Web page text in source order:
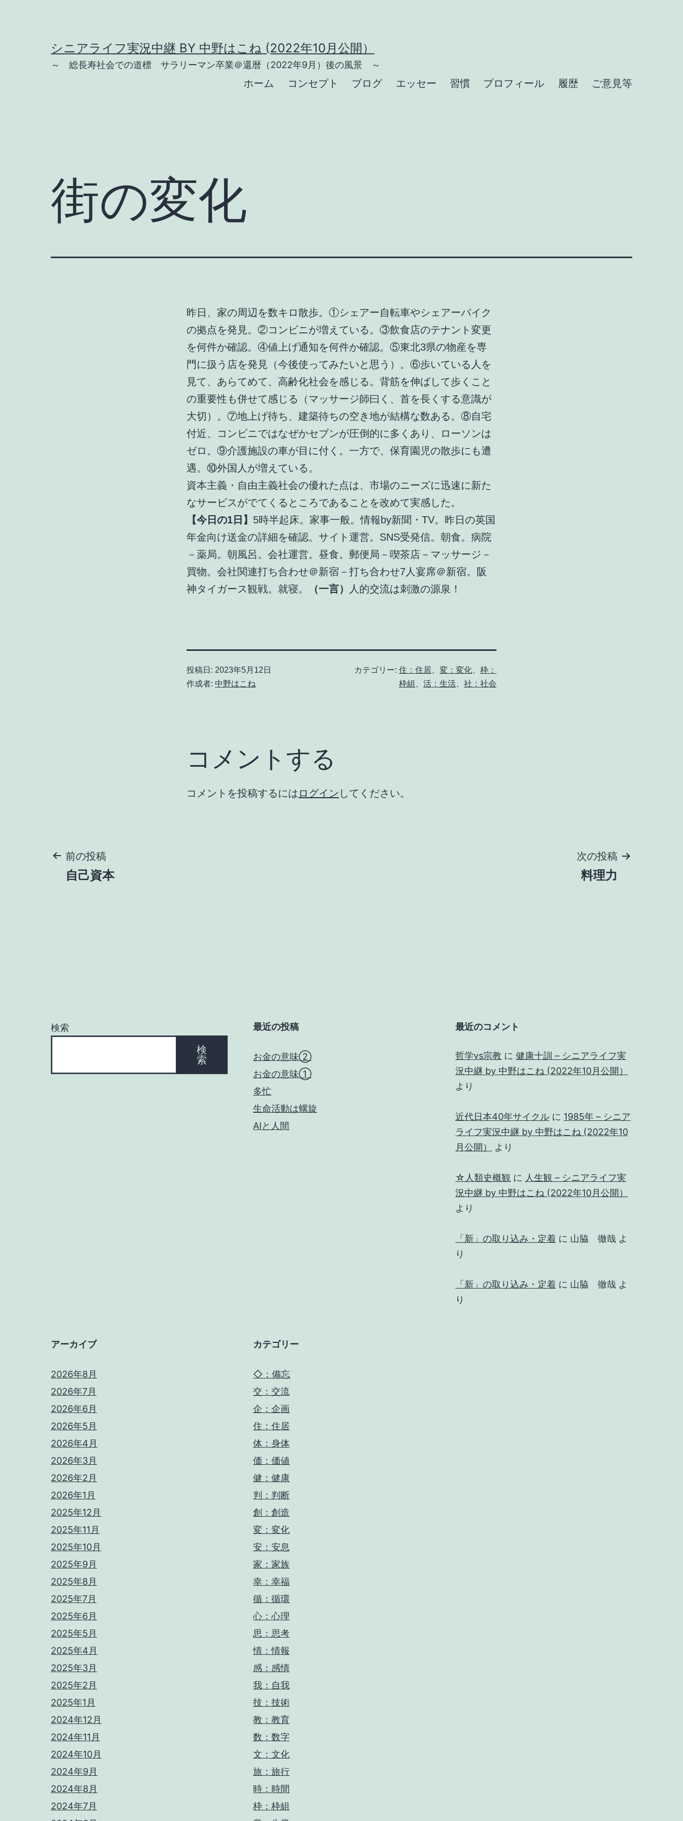
シニアライフ実況中継 BY 中野はこね (2022年10月公開）
～ 総長寿社会での道標 サラリーマン卒業＠還暦（2022年9月）後の風景 ～
ホーム コンセプト ブログ エッセー 習慣 プロフィール 履歴 ご意見等
街の変化
昨日、家の周辺を数キロ散歩。①シェアー自転車やシェアーバイク
の拠点を発見。②コンビニが増えている。③飲食店のテナント変更
を何件か確認。④値上げ通知を何件か確認。⑤東北3県の物産を専
門に扱う店を発見（今後使ってみたいと思う）。⑥歩いている人を
見て、あらてめて、高齢化社会を感じる。背筋を伸ばして歩くこと
の重要性も併せて感じる（マッサージ師曰く、首を長くする意識が
大切）。⑦地上げ待ち、建築待ちの空き地が結構な数ある。⑧自宅
付近、コンビニではなぜかセブンが圧倒的に多くあり、ローソンは
ゼロ。⑨介護施設の車が目に付く。一方で、保育園児の散歩にも遭
遇。⑩外国人が増えている。
資本主義・自由主義社会の優れた点は、市場のニーズに迅速に新た
なサービスがでてくるところであることを改めて実感した。
【今日の1日】 5時半起床。家事一般。情報by新聞・TV。昨日の英国
年金向け送金の詳細を確認。サイト運営。SNS受発信。朝食。病院
－薬局。朝風呂。会社運営。昼食。郵便局－喫茶店－マッサージ－
買物。会社関連打ち合わせ＠新宿－打ち合わせ7人宴席＠新宿。阪
神タイガース観戦。就寝。
（一言） 人的交流は刺激の源泉！
投稿日: 2023年5月12日
作成者: 中野はこね
カテゴリー: 住：住居 変：変化
枠：
枠組
活：生活 社：社会
コメントする
コメントを投稿するには ログイン してください。
投
ー
ョ
前の投稿
自己資本
次の投稿
料理力
検索
検
索
最近の投稿
お金の意味②
お金の意味①
多忙
生命活動は螺旋
AIと人間
最近のコメント
哲学vs宗教 に 健康十訓 – シニアライフ実
況中継 by 中野はこね (2022年10月公開）
より
近代日本40年サイクル に 1985年 – シニア
ライフ実況中継 by 中野はこね (2022年10
月公開）
より
☆人類史概観 に 人生観 – シニアライフ実
況中継 by 中野はこね (2022年10月公開）
より
「新」の取り込み・定着 に 山脇 徹哉 よ
り
「新」の取り込み・定着 に 山脇 徹哉 よ
り
アーカイブ
2026年8月
2026年7月
2026年6月
2026年5月
2026年4月
2026年3月
2026年2月
2026年1月
2025年12月
2025年11月
2025年10月
2025年9月
2025年8月
2025年7月
2025年6月
2025年5月
2025年4月
2025年3月
2025年2月
2025年1月
2024年12月
2024年11月
2024年10月
2024年9月
2024年8月
2024年7月
カテゴリー
◇：備忘
交：交流
企：企画
住：住居
体：身体
価：価値
健：健康
判：判断
創：創造
変：変化
安：安息
家：家族
幸：幸福
循：循環
心：心理
思：思考
情：情報
感：感情
我：自我
技：技術
教：教育
数：数字
文：文化
旅：旅行
時：時間
枠：枠組